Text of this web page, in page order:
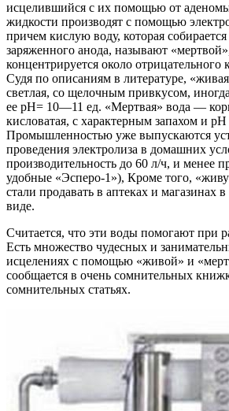
исце­лившийся с их помощью от
жидкости производят с помощью
причем кислую воду, которая
заряженного анода, назы­вают
концентрируется около
Судя по описаниям в литературе,
светлая, со щелочным привкусом,
ее рН= 10—11 ед. «Мертвая» вода —
кисловатая, с характерным запахом и
Промышленностью уже выпуска­ются
проведения электролиза в до­машних
производительность до 60 л/ч, и менее
удобные «Эсперо-1»), Кроме того,
стали продавать в аптеках и магазинах
виде.
Считается, что эти воды помогают при
Есть множество чудесных и
исцелениях с помощью «живой» и
сообщается в очень сомнительных
сомнительных статьях.